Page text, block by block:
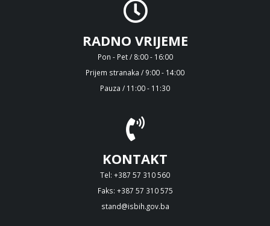
RADNO VRIJEME
Pon - Pet / 8:00 - 16:00
Prijem stranaka / 9:00 - 14:00
Pauza / 11:00 - 11:30
KONTAKT
Tel: +387 57 310 560
Faks: +387 57 310 575
stand@isbih.gov.ba